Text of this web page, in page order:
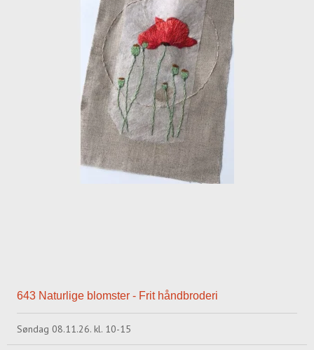
643 Naturlige blomster - Frit håndbroderi
Søndag 08.11.26. kl. 10-15